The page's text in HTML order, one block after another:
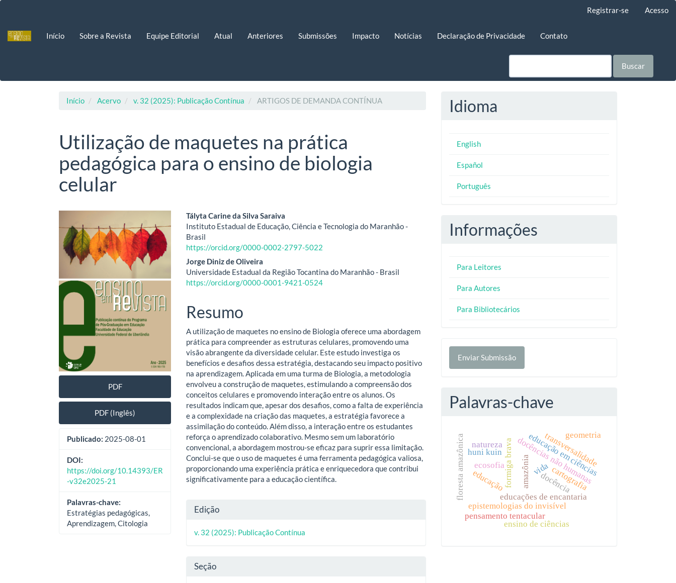
principal
Registrar-se Acesso
Início Sobre a Revista Equipe Editorial Atual Anteriores Submissões Impacto Notícias Declaração de Privacidade Contato
Buscar
Início Acervo v. 32 (2025): Publicação Contínua ARTIGOS DE DEMANDA CONTÍNUA
Utilização de maquetes na prática
pedagógica para o ensino de biologia
celular
lateral
de
artigos
PDF
PDF (Inglês)
Publicado: 2025-08-01
DOI:
https://doi.org/10.14393/ER
-v32e2025-21
Palavras-chave:
Estratégias pedagógicas,
Aprendizagem, Citologia
Conteúdo
do
artigo
principal
Tályta Carine da Silva Saraiva
Instituto Estadual de Educação, Ciência e Tecnologia do Maranhão -
Brasil
https://orcid.org/0000-0002-2797-5022
Jorge Diniz de Oliveira
Universidade Estadual da Região Tocantina do Maranhão - Brasil
https://orcid.org/0000-0001-9421-0524
Resumo
A utilização de maquetes no ensino de Biologia oferece uma abordagem
prática para compreender as estruturas celulares, promovendo uma
visão abrangente da diversidade celular. Este estudo investiga os
benefícios e desafios dessa estratégia, destacando seu impacto positivo
na aprendizagem. Aplicada em uma turma de Biologia, a metodologia
envolveu a construção de maquetes, estimulando a compreensão dos
conceitos celulares e promovendo interação entre os alunos. Os
resultados indicam que, apesar dos desafios, como a falta de experiência
e a complexidade na criação das maquetes, a estratégia favorece a
assimilação do conteúdo. Além disso, a interação entre os estudantes
reforça o aprendizado colaborativo. Mesmo sem um laboratório
convencional, a abordagem mostrou-se eficaz para suprir essa limitação.
Conclui-se que o uso de maquetes é uma ferramenta pedagógica valiosa,
proporcionando uma experiência prática e enriquecedora que contribui
significativamente para a educação científica.
Detalhes
do
artigo
Edição
v. 32 (2025): Publicação Contínua
Seção
Idioma
English
Español
Português
Informações
Para Leitores
Para Autores
Para Bibliotecários
Enviar
Submissão
Enviar Submissão
Palavras-chave
formiga brava amazônia
educações de encantaria
docências não humanas
epistemologias do invisível
educação
pensamento tentacular
docência
vida
educação em ciências
ensino de ciências
ecosofia transversalidade
cartografia
huni kuin
floresta amazônica natureza
geometria